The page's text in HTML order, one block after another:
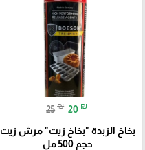
25 ₪ 20 ₪
بخاخ الزبدة "بخاخ زيت" مرش زيت
حجم 500 مل